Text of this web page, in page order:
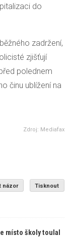
do
zadržení,
zjišťují
polednem
činu ublížení na
Zdroj: Mediafax
názor Tisknout
místo školy toulal